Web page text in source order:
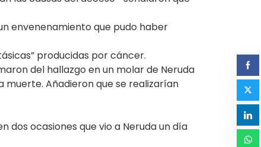
envenenamiento que pudo haber
producidas por cáncer.
del hallazgo en un molar de Neruda
Añadieron que se realizarían
dos ocasiones que vio a Neruda un día